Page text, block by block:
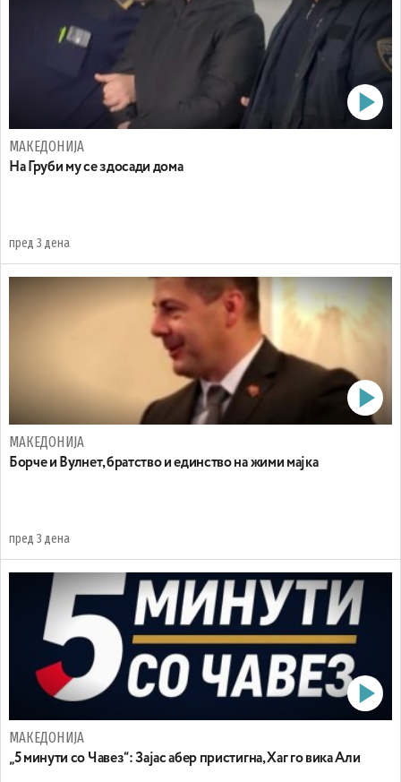
МАКЕДОНИЈА
На Груби му се здосади дома
пред 3 дена
МАКЕДОНИЈА
Борче и Вулнет, братство и единство на жими мајка
пред 3 дена
МАКЕДОНИЈА
„5 минути со Чавез“: Зајас абер пристигна, Хаг го вика Али